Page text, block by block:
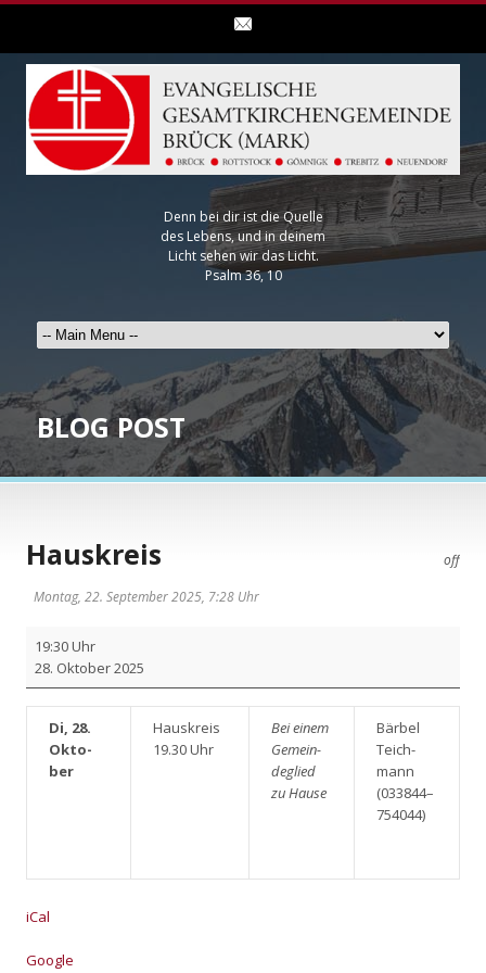
Denn bei dir ist die Quelle
des Lebens, und in deinem
Licht sehen wir das Licht.
Psalm 36, 10
BLOG POST
off
Hauskreis
Montag, 22. September 2025, 7:28 Uhr
kreis
19:30 Uhr
28. Okto­ber 2025
Di, 28.
Okto­
ber
Haus­kreis
19.30 Uhr
Bei einem
Gemein­
de­glied
zu Hau­se
Bär­bel
Teich­
mann
(033844–
754044)
iCal
Goog­le